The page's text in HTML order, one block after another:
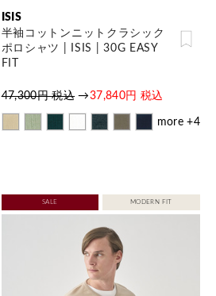
ISIS
半袖コットンニットクラシック
ポロシャツ | ISIS | 30G EASY
FIT
47,300円 税込→37,840円 税込
more +4
SALE MODERN FIT